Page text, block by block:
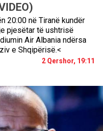
20:00 në Tiranë kundër
pjesëtar të ushtrisë
Air Albania ndërsa
e Shqipërisë.<
2 Qershor, 19:11